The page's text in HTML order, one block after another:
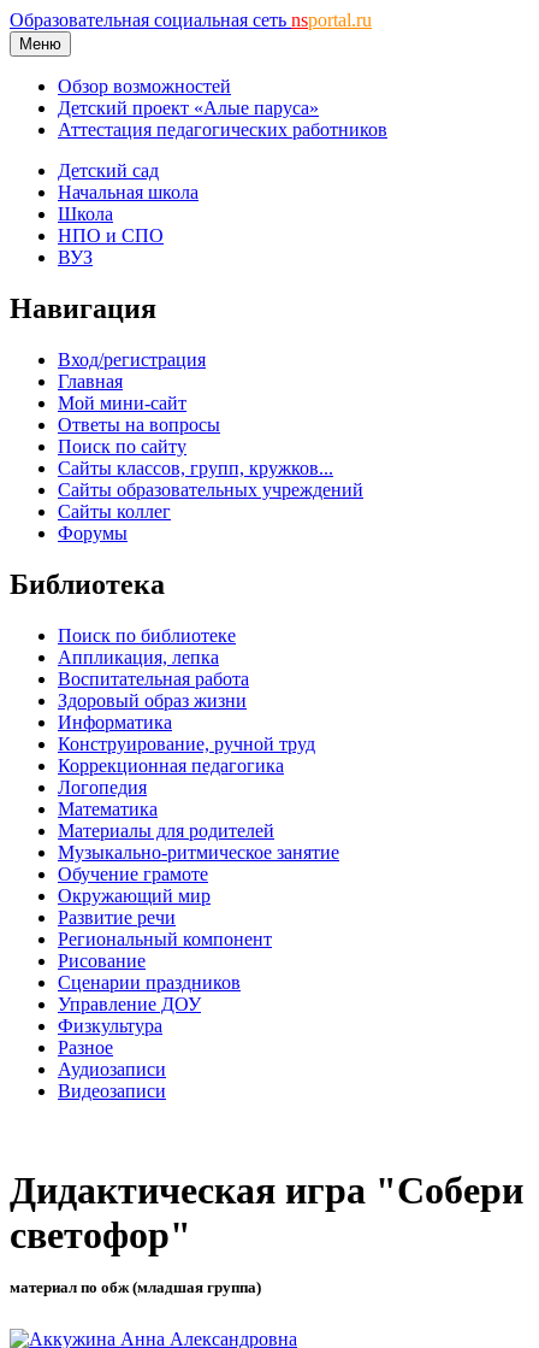
Образовательная социальная сеть nsportal.ru
Меню
Обзор возможностей
Детский проект «Алые паруса»
Аттестация педагогических работников
Детский сад
Начальная школа
Школа
НПО и СПО
ВУЗ
Навигация
Вход/регистрация
Главная
Мой мини-сайт
Ответы на вопросы
Поиск по сайту
Сайты классов, групп, кружков...
Сайты образовательных учреждений
Сайты коллег
Форумы
Библиотека
Поиск по библиотеке
Аппликация, лепка
Воспитательная работа
Здоровый образ жизни
Информатика
Конструирование, ручной труд
Коррекционная педагогика
Логопедия
Математика
Материалы для родителей
Музыкально-ритмическое занятие
Обучение грамоте
Окружающий мир
Развитие речи
Региональный компонент
Рисование
Сценарии праздников
Управление ДОУ
Физкультура
Разное
Аудиозаписи
Видеозаписи
Дидактическая игра "Собери
светофор"
материал по обж (младшая группа)